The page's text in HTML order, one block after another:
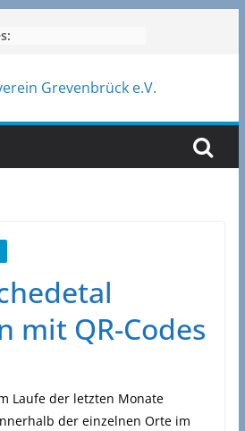
mit QR-Codes
Laufe der letzten Monate
der einzelnen Orte im